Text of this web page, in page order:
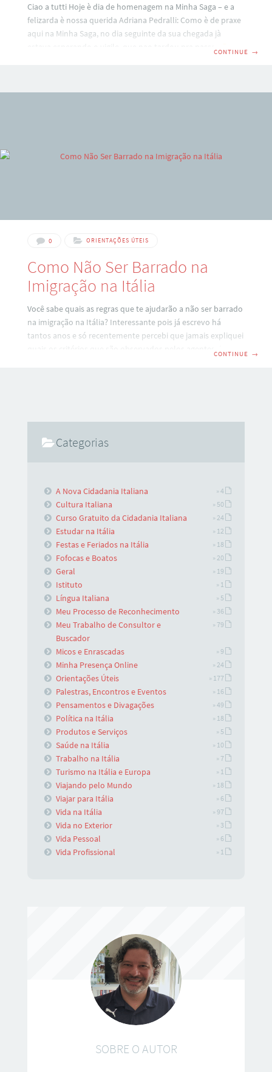
Ciao a tutti Hoje è dia de homenagem na Minha Saga – e a
felizarda è nossa querida Adriana Pedralli: Como è de praxe
aqui na Minha Saga, no dia seguinte da sua chegada jà
CONTINUE →
0 ORIENTAÇÕES ÚTEIS
Como Não Ser Barrado na
Imigração na Itália
Você sabe quais as regras que te ajudarão a não ser barrado
na imigração na Itália? Interessante pois já escrevo há
tantos anos e só recentemente percebi que jamais expliquei
CONTINUE →
Categorias
A Nova Cidadania Italiana » 4
Cultura Italiana » 50
Curso Gratuito da Cidadania Italiana » 24
Estudar na Itália » 12
Festas e Feriados na Itália » 18
Fofocas e Boatos » 20
Geral » 19
Istituto » 1
Língua Italiana » 5
Meu Processo de Reconhecimento » 36
Meu Trabalho de Consultor e
Buscador
» 79
Micos e Enrascadas » 9
Minha Presença Online » 24
Orientações Úteis » 177
Palestras, Encontros e Eventos » 16
Pensamentos e Divagações » 49
Política na Itália » 18
Produtos e Serviços » 5
Saúde na Itália » 10
Trabalho na Itália » 7
Turismo na Itália e Europa » 1
Viajando pelo Mundo » 18
Viajar para Itália » 6
Vida na Itália » 97
Vida no Exterior » 3
Vida Pessoal » 6
Vida Profissional » 1
SOBRE O AUTOR